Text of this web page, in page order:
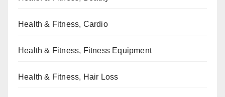
Health & Fitness, Cardio
Health & Fitness, Fitness Equipment
Health & Fitness, Hair Loss